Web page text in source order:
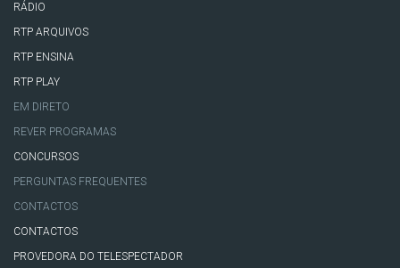
RÁDIO
RTP ARQUIVOS
RTP ENSINA
RTP PLAY
EM DIRETO
REVER PROGRAMAS
CONCURSOS
PERGUNTAS FREQUENTES
CONTACTOS
CONTACTOS
PROVEDORA DO TELESPECTADOR